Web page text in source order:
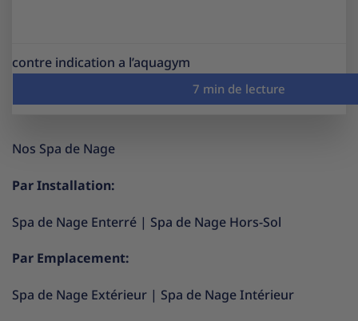
contre indication a l’aquagym
Nos Spa de Nage
Par Installation:
Spa de Nage Enterré | Spa de Nage Hors-Sol
Par Emplacement:
Spa de Nage Extérieur | Spa de Nage Intérieur